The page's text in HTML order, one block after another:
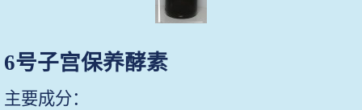
6号子宫保养酵素
主要成分：